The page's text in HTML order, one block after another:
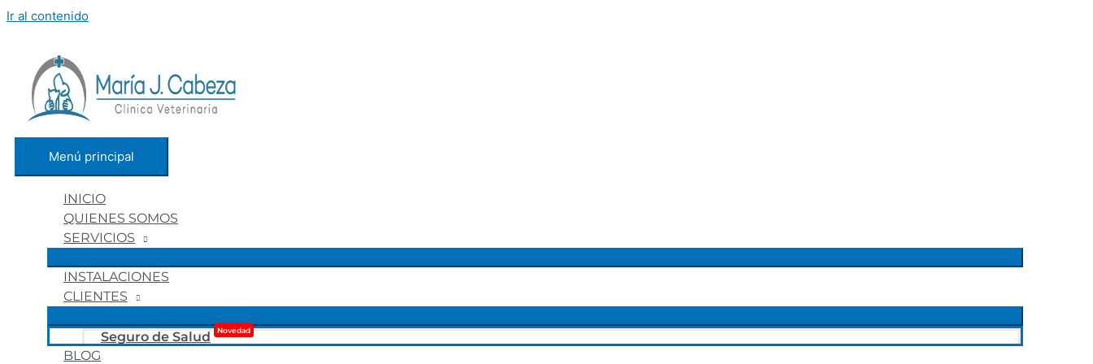
Ir al contenido
Menú principal
INICIO
QUIENES SOMOS
SERVICIOS
INSTALACIONES
CLIENTES
Seguro de Salud Novedad
BLOG